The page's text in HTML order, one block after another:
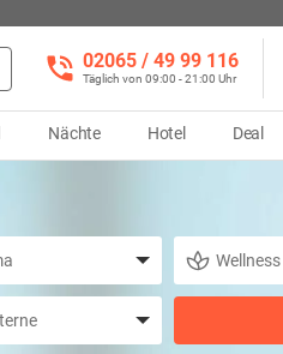
02065 / 49 ‌99 116
Täglich von 09:00 - 21:00 Uhr
Nächte Hotel Deal